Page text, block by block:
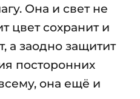
Она и свет не
цвет сохранит и
а заодно защитит
посторонних
она ещё и